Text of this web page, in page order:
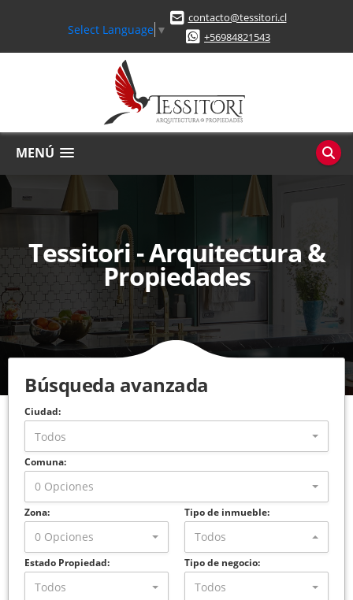
Select Language ▼
contacto@tessitori.cl
+56984821543
MENÚ
Tessitori - Arquitectura &
Propiedades
Búsqueda avanzada
Ciudad:
Todos
Comuna:
0 Opciones
Zona:
0 Opciones
Tipo de inmueble:
Todos
Estado Propiedad:
Todos
Tipo de negocio:
Todos